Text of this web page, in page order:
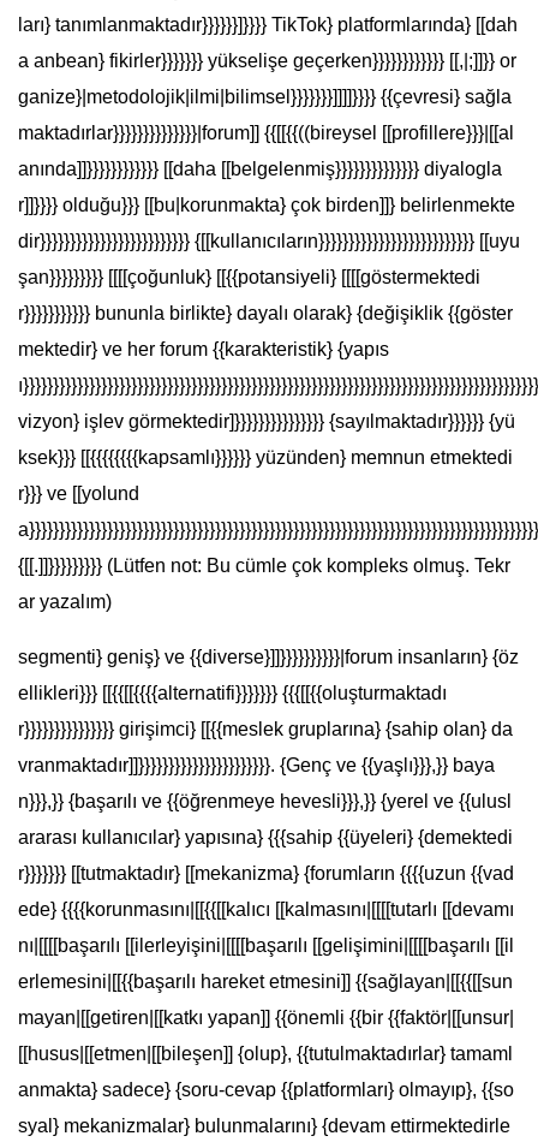
ları} tanımlanmaktadır}}}}}}]}}}} TikTok} platformlarında} [[dah
a anbean} fikirler}}}}}}} yükselişe geçerken}}}}}}}}}}}} [[,|;]]}} or
ganize}|metodolojik|ilmi|bilimsel}}}}}}}]]]]}}}} {{çevresi} sağla
maktadırlar}}}}}}}}}}}}}}|forum]] {{[[{{((bireysel [[profillere}}}|[[al
anında]]}}}}}}}}}}}} [[daha [[belgelenmiş}}}}}}}}}}}}}} diyalogla
r]]}}}} olduğu}}} [[bu|korunmakta} çok birden]]} belirlenmekte
dir}}}}}}}}}}}}}}}}}}}}}}}}} {[[kullanıcıların}}}}}}}}}}}}}}}}}}}}}}}}}} [[uyu
şan}}}}}}}}} [[[[çoğunluk} [[{{potansiyeli} [[[[göstermektedi
r}}}}}}}}}}} bununla birlikte} dayalı olarak} {değişiklik {{göster
mektedir} ve her forum {{karakteristik} {yapıs
vizyon} işlev görmektedir]}}}}}}}}}}}}}}} {sayılmaktadır}}}}}} {yü
ksek}}} [[{{{{{{{{kapsamlı}}}}}} yüzünden} memnun etmektedi
r}}} ve [[yolund
{[[.]]}}}}}}}}} (Lütfen not: Bu cümle çok kompleks olmuş. Tekr
ar yazalım)
segmenti} geniş} ve {{diverse}]]}}}}}}}}}}|forum insanların} {öz
ellikleri}}} [[{{[[{{{{alternatifi}}}}}}} {{{[[{{oluşturmaktadı
r}}}}}}}}}}}}}}} girişimci} [[{{meslek gruplarına} {sahip olan} da
vranmaktadır]]}}}}}}}}}}}}}}}}}}}}}}. {Genç ve {{yaşlı}}},}} baya
n}}},}} {başarılı ve {{öğrenmeye hevesli}}},}} {yerel ve {{ulusl
ararası kullanıcılar} yapısına} {{{sahip {{üyeleri} {demektedi
r}}}}}}} [[tutmaktadır} [[mekanizma} {forumların {{{{uzun {{vad
ede} {{{{korunmasını|[[{{[[kalıcı [[kalmasını|[[[[tutarlı [[devamı
nı|[[[[başarılı [[ilerleyişini|[[[[başarılı [[gelişimini|[[[[başarılı [[il
erlemesini|[[{{başarılı hareket etmesini]] {{sağlayan|[[{{[[sun
mayan|[[getiren|[[katkı yapan]] {{önemli {{bir {{faktör|[[unsur|
[[husus|[[etmen|[[bileşen]] {olup}, {{tutulmaktadırlar} tamaml
anmakta} sadece} {soru-cevap {{platformları} olmayıp}, {{so
syal} mekanizmalar} bulunmalarını} {devam ettirmektedirle